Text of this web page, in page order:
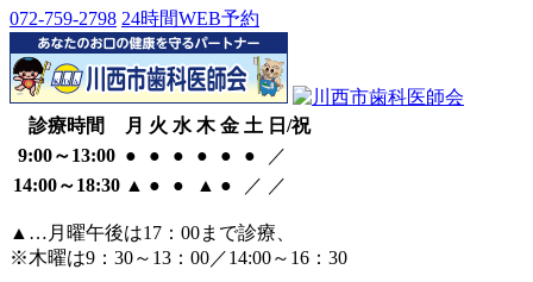
072-759-2798 24時間WEB予約
診療時間 月 火 水 木 金 土 日/祝
9:00～13:00 ● ● ● ● ● ●
／
14:00～18:30 ▲ ● ● ▲ ● ／ ／
▲…月曜午後は17：00まで診療、
※木曜は9：30～13：00／14:00～16：30